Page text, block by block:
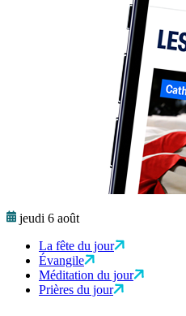
jeudi 6 août
La fête du jour
Évangile
Méditation du jour
Prières du jour